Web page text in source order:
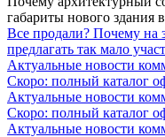
габариты нового здания
Все продали? Почему на
предлагать так мало
Актуальные новости
Скоро: полный каталог
Актуальные новости
Скоро: полный каталог
Актуальные новости